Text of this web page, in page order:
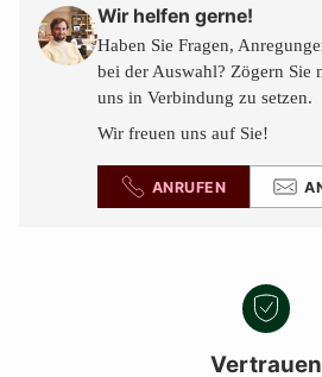
den
Warenkorb
legen
Wir helfen gerne!
Haben Sie Fragen,
bei der Auswahl? Zögern Sie
uns in Verbindung zu setzen.
Wir freuen uns auf Sie!
ANRUFEN
Vertrauen